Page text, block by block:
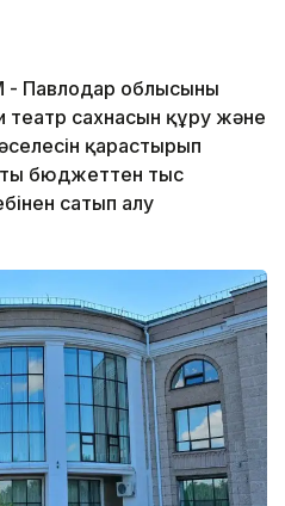
Павлодар облысының
театр сахнасын құру және
қарастырып
бюджеттен тыс
сатып алу